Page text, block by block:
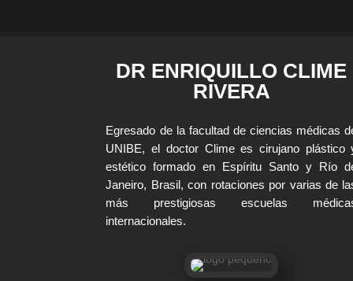
DR ENRIQUILLO CLIME
RIVERA
Egresado de la facultad de ciencias médicas
UNIBE, el doctor Clime es cirujano plástico
estético formado en Espíritu Santo y Río
Janeiro, Brasil, con rotaciones por varias de
más prestigiosas escuelas
internacionales.